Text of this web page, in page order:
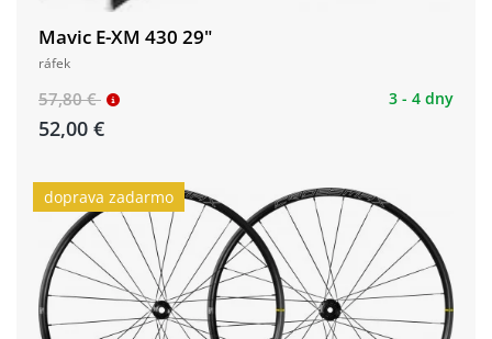
Mavic E-XM 430 29"
ráfek
57,80 €
52,00 €
3 - 4 dny
doprava zadarmo